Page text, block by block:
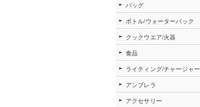
バッグ
ボトル/ウォーターパック
クックウエア/火器
食品
ライティング/チャージャー
アンブレラ
アクセサリー